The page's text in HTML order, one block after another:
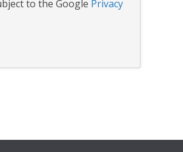
to the Google Privacy